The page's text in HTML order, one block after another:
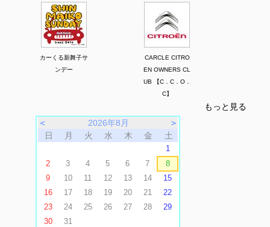
カーくる新舞子サ
ンデー
CARCLE CITRO
EN OWNERS CL
UB 【C．C．O．
C】
もっと見る
＜
2026年8月
＞
日
月 火 水 木 金 土
1
2
3 4 5 6 7
8
9
10 11 12 13 14
15
16
17 18 19 20 21
22
23
24 25 26 27 28
29
30
31